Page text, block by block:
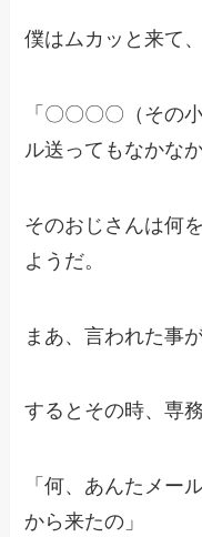
僕はムカッと来て
「〇〇〇〇（その
ル送ってもなかな
そのおじさんは何
ようだ。
まあ、言われた事
するとその時、専
「何、あんたメー
から来たの」